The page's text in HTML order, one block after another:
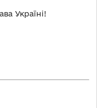
Україні!